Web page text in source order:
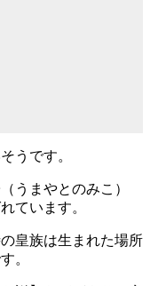
うです。
うまやとのみこ）
ています。
皇族は生まれた場所
。